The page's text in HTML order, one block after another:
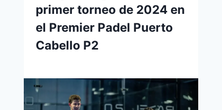
primer torneo de 2024 en
el Premier Padel Puerto
Cabello P2